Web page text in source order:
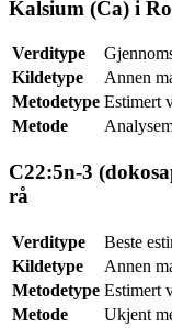
Kalsium (Ca) i
Verditype
Kildetype
Annen
Metodetype Estimert
Metode
C22:5n-3
rå
Verditype
Beste
Kildetype
Annen
Metodetype Estimert
Metode
Ukjent